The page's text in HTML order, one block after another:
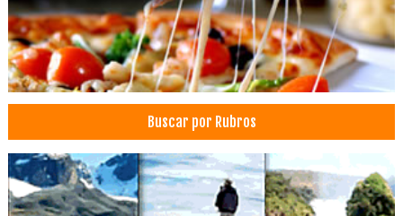
Transporte Turístico
Turismo de Aventura
Turismo Ecológico
Viajes, Agencias de
Cirugía articular cadera y rodilla
Buscar por Rubros